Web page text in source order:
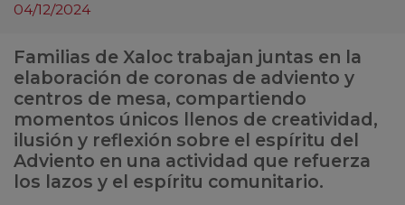
04/12/2024
Familias de Xaloc trabajan juntas en la
elaboración de coronas de adviento y
centros de mesa, compartiendo
momentos únicos llenos de creatividad,
ilusión y reflexión sobre el espíritu del
Adviento en una actividad que refuerza
los lazos y el espíritu comunitario.